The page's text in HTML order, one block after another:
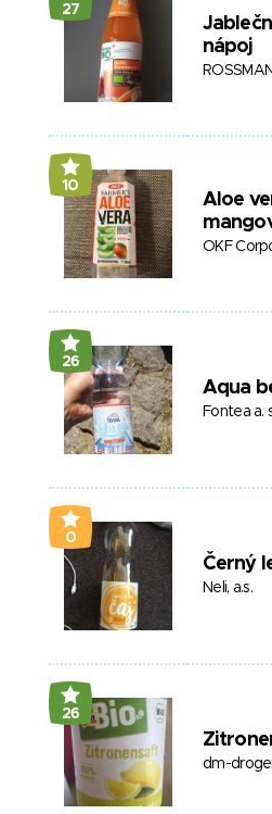
27
nápoj
10
Aloe
OKF
26
Aqua
Fontea a.
0
Černý
Neli, a.s.
26
dm-